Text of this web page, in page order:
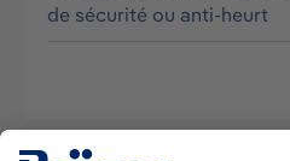
de sécurité ou anti-heurt